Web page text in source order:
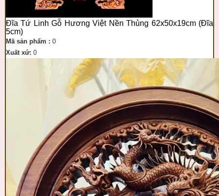
Đĩa Tứ Linh Gỗ Hương Việt Nền Thủng 62x50x19cm (Đĩa
5cm)
Mã sản phẩm : 0
Xuất xứ: 0